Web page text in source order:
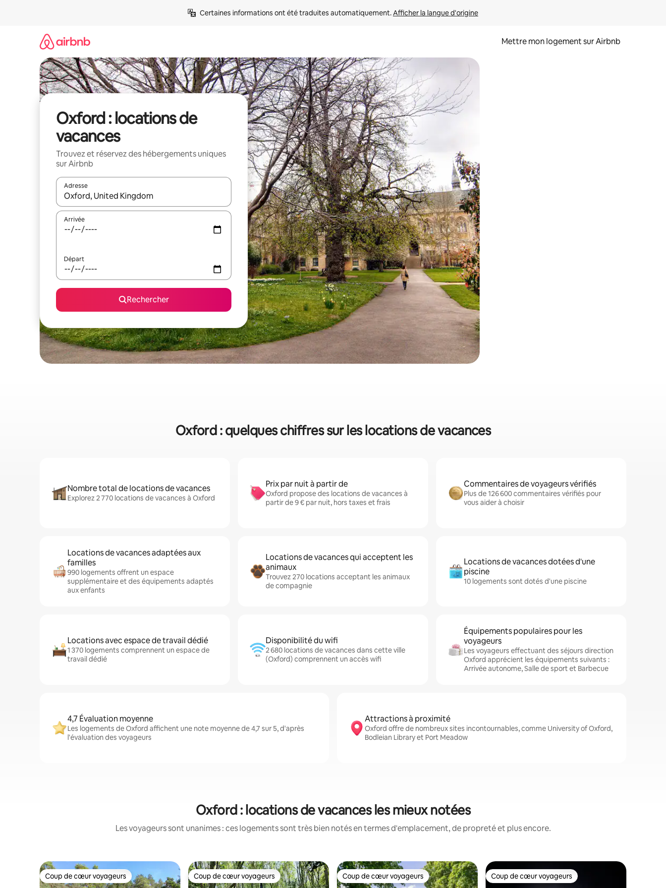
Certaines informations ont été traduites automatiquement. Afficher la langue d'origine
Mettre mon logement sur Airbnb
Oxford : locations de
vacances
Trouvez et réservez des hébergements uniques
sur Airbnb
Adresse
Lorsque les résultats s'affichent, utilisez les flèches vers le haut et vers le bas pour les parcourir ou en appuyant et en faisant glisser.
Arrivée
Départ
Rechercher
Oxford : quelques chiffres sur les locations de vacances
Nombre total de locations de vacances
Explorez 2 770 locations de vacances à Oxford
Prix par nuit à partir de
Oxford propose des locations de vacances à
partir de 9 € par nuit, hors taxes et frais
Commentaires de voyageurs vérifiés
Plus de 126 600 commentaires vérifiés pour
vous aider à choisir
Locations de vacances adaptées aux
familles
990 logements offrent un espace
supplémentaire et des équipements adaptés
aux enfants
Locations de vacances qui acceptent les
animaux
Trouvez 270 locations acceptant les animaux
de compagnie
Locations de vacances dotées d'une
piscine
10 logements sont dotés d'une piscine
Locations avec espace de travail dédié
1 370 logements comprennent un espace de
travail dédié
Disponibilité du wifi
2 680 locations de vacances dans cette ville
(Oxford) comprennent un accès wifi
Équipements populaires pour les
voyageurs
Les voyageurs effectuant des séjours direction
Oxford apprécient les équipements suivants :
Arrivée autonome, Salle de sport et Barbecue
4,7 Évaluation moyenne
Les logements de Oxford affichent une note moyenne de 4,7 sur 5, d'après
l'évaluation des voyageurs
Attractions à proximité
Oxford offre de nombreux sites incontournables, comme University of Oxford,
Bodleian Library et Port Meadow
Oxford : locations de vacances les mieux notées
Les voyageurs sont unanimes : ces logements sont très bien notés en termes d'emplacement, de propreté et plus encore.
Coup de cœur voyageurs
Coup de cœur voyageurs Coup de cœur voyageurs
Coup de cœur voyageurs Coup de cœur voyageurs
Coup de cœur voyageurs Coup de cœur voyageurs
Coup de cœur voyageurs